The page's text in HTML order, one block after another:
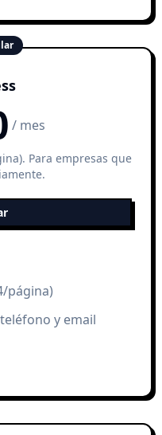
/ mes
Para empresas que
página)
y email